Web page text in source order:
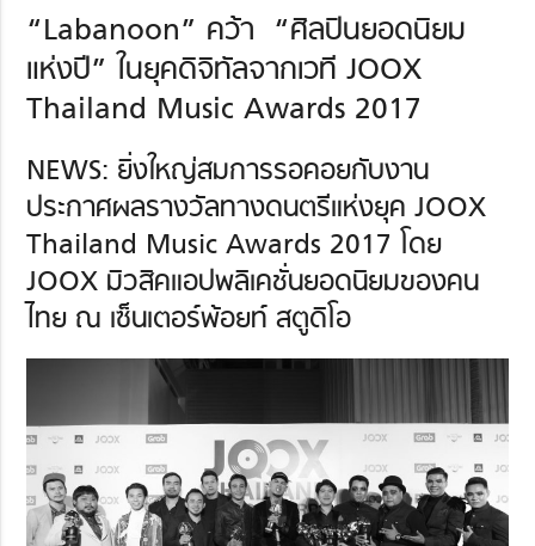
“Labanoon” คว้า “ศิลปินยอดนิยม
แห่งปี” ในยุคดิจิทัลจากเวที JOOX
Thailand Music Awards 2017
NEWS: ยิ่งใหญ่สมการรอคอยกับงาน
ประกาศผลรางวัลทางดนตรีแห่งยุค JOOX
Thailand Music Awards 2017 โดย
JOOX มิวสิคแอปพลิเคชั่นยอดนิยมของคน
ไทย ณ เซ็นเตอร์พ้อยท์ สตูดิโอ